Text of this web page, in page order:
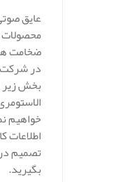
عایق
در شرکت
بخش
خواهیم
اطلاعات
تصمیم
بگیرید.